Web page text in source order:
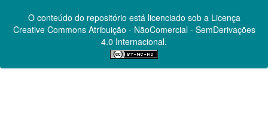
O conteúdo do repositório está licenciado sob a Licença
Creative CommonsAtribuição - NãoComercial - SemDerivações
4.0 Internacional.